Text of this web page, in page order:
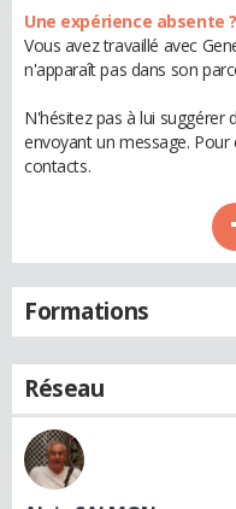
Une expérience absente ?
Vous avez travaillé avec
n'apparaît pas dans son
N'hésitez pas à lui suggérer
envoyant un message.
contacts.
Formations
Réseau